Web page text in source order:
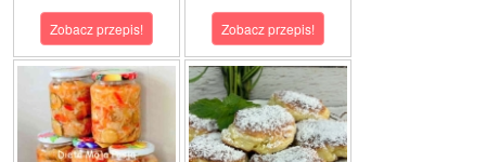
Zobacz przepis! Zobacz przepis!